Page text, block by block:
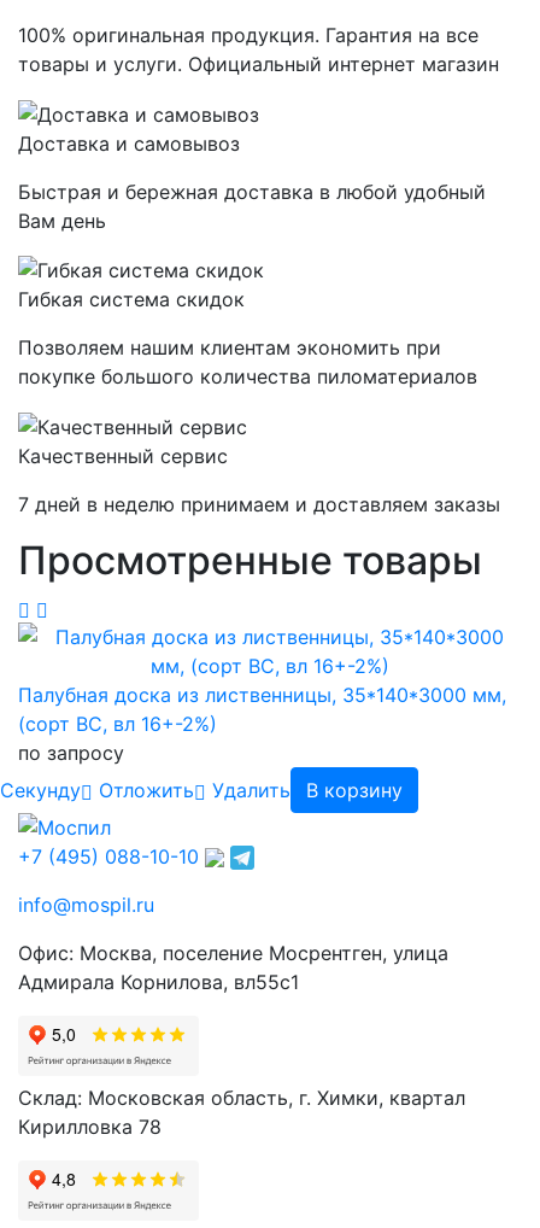
100% оригинальная продукция. Гарантия на все
товары и услуги. Официальный интернет магазин
Доставка и самовывоз
Быстрая и бережная доставка в любой удобный
Вам день
Гибкая система скидок
Позволяем нашим клиентам экономить при
покупке большого количества пиломатериалов
Качественный сервис
7 дней в неделю принимаем и доставляем заказы
Просмотренные товары
Палубная доска из лиственницы, 35*140*3000 мм,
(сорт BC, вл 16+-2%)
по запросу
Cекунду
Отложить Удалить В корзину
+7 (495) 088-10-10
info@mospil.ru
Офис: Москва, поселение Мосрентген, улица
Адмирала Корнилова, вл55с1
Склад: Московская область, г. Химки, квартал
Кирилловка 78